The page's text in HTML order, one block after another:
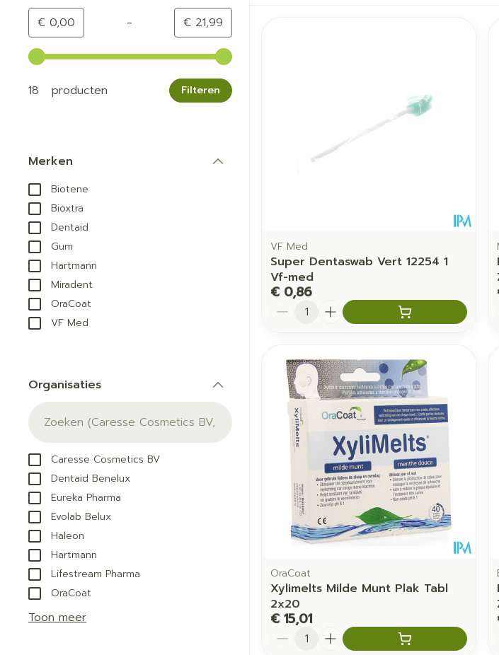
Minimumwaarde
€ 0,00 - Maximale waarde
€ 21,99
Gebruik de pijltjestoetsen links en rechts om de minimale en maximale prijswaarden
18 producten
Filteren
Merken
Biotene
Bioxtra
Dentaid
Gum
Hartmann
Miradent
OraCoat
VF Med
Organisaties
Caresse Cosmetics BV
Dentaid Benelux
Eureka Pharma
Evolab Belux
Haleon
Hartmann
Lifestream Pharma
OraCoat
Toon meer
VF Med
Super Dentaswab Vert 12254 1
Vf-med
€ 0,86
Aantal
OraCoat
Xylimelts Milde Munt Plak Tabl
2x20
€ 15,01
Aantal